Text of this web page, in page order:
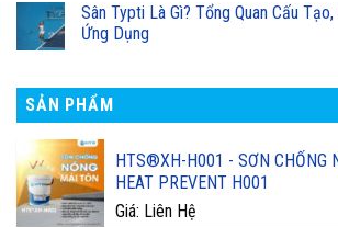
Sân Typti Là Gì? Tổng Quan Cấu
Ứng Dụng
SẢN PHẨM
HTS®XH-H001 - SƠN CHỐNG
HEAT PREVENT H001
Giá: Liên Hệ